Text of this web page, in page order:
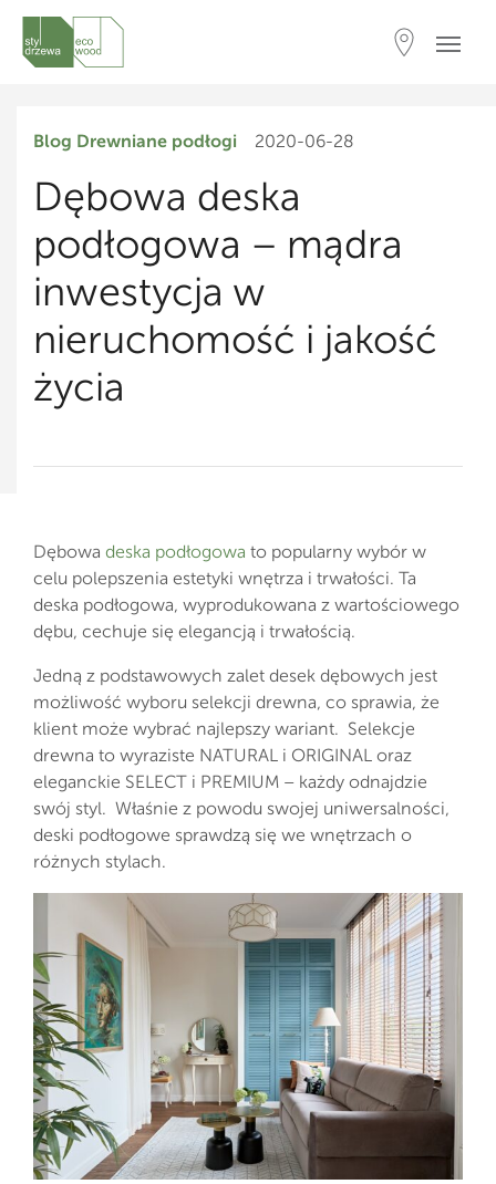
Blog Drewniane podłogi 2020-06-28
Dębowa deska
podłogowa – mądra
inwestycja w
nieruchomość i jakość
życia
Dębowa deska podłogowa to popularny wybór w
celu polepszenia estetyki wnętrza i trwałości. Ta
deska podłogowa, wyprodukowana z wartościowego
dębu, cechuje się elegancją i trwałością.
Jedną z podstawowych zalet desek dębowych jest
możliwość wyboru selekcji drewna, co sprawia, że
klient może wybrać najlepszy wariant. Selekcje
drewna to wyraziste NATURAL i ORIGINAL oraz
eleganckie SELECT i PREMIUM – każdy odnajdzie
swój styl. Właśnie z powodu swojej uniwersalności,
deski podłogowe sprawdzą się we wnętrzach o
różnych stylach.